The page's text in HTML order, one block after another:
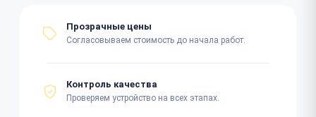
Прозрачные цены
Согласовываем стоимость до начала работ.
Контроль качества
Проверяем устройство на всех этапах.